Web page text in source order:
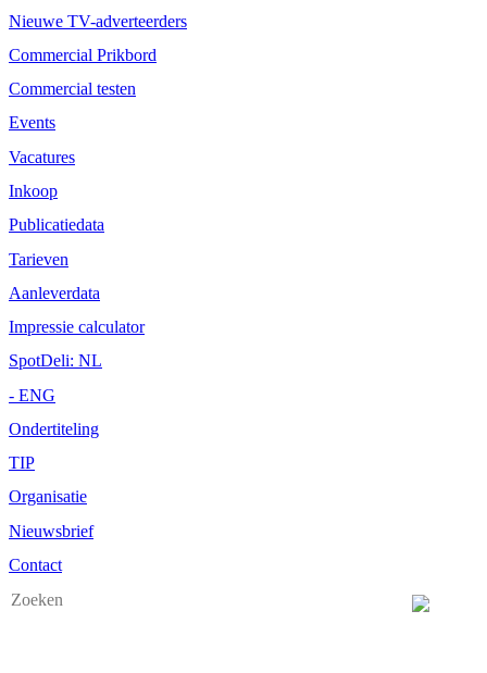
Nieuwe TV-adverteerders
Commercial Prikbord
Commercial testen
Events
Vacatures
Inkoop
Publicatiedata
Tarieven
Aanleverdata
Impressie calculator
SpotDeli: NL
- ENG
Ondertiteling
TIP
Organisatie
Nieuwsbrief
Contact